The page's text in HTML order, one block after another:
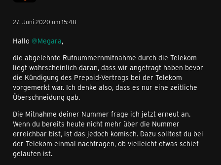
27. Juni 2020 um 15:48
Hallo @Megara,
die abgelehnte Rufnummernmitnahme durch die Telekom
liegt wahrscheinlich daran, dass wir angefragt haben bevor
die Kündigung des Prepaid-Vertrags bei der Telekom
vorgemerkt war. Ich denke also, dass es nur eine zeitliche
Überschneidung gab.
Die Mitnahme deiner Nummer frage ich jetzt erneut an.
Wenn du bereits heute nicht mehr über die Nummer
erreichbar bist, ist das jedoch komisch. Dazu solltest du bei
der Telekom einmal nachfragen, ob vielleicht etwas schief
gelaufen ist.